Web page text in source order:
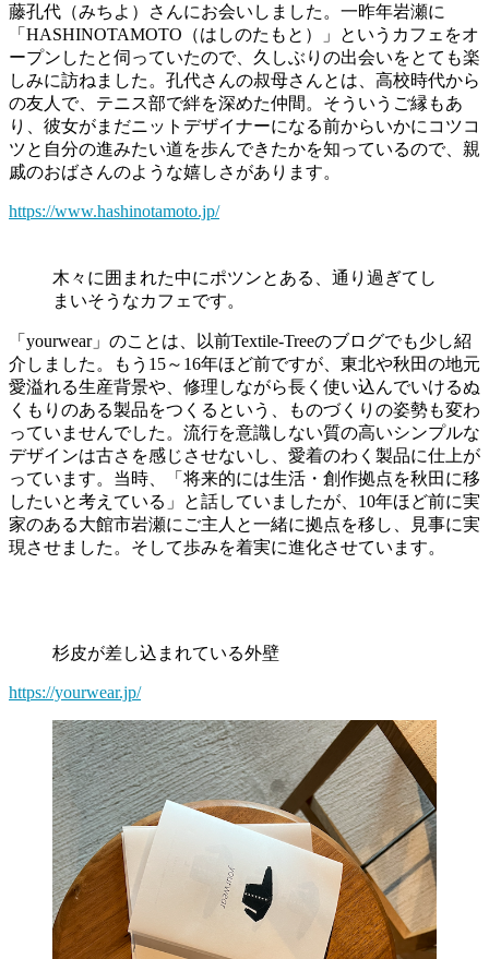
藤孔代（みちよ）さんにお会いしました。一昨年岩瀬に
「HASHINOTAMOTO（はしのたもと）」というカフェをオ
ープンしたと伺っていたので、久しぶりの出会いをとても楽
しみに訪ねました。孔代さんの叔母さんとは、高校時代から
の友人で、テニス部で絆を深めた仲間。そういうご縁もあ
り、彼女がまだニットデザイナーになる前からいかにコツコ
ツと自分の進みたい道を歩んできたかを知っているので、親
戚のおばさんのような嬉しさがあります。
https://www.hashinotamoto.jp/
木々に囲まれた中にポツンとある、通り過ぎてし
まいそうなカフェです。
「yourwear」のことは、以前Textile-Treeのブログでも少し紹
介しました。もう15～16年ほど前ですが、東北や秋田の地元
愛溢れる生産背景や、修理しながら長く使い込んでいけるぬ
くもりのある製品をつくるという、ものづくりの姿勢も変わ
っていませんでした。流行を意識しない質の高いシンプルな
デザインは古さを感じさせないし、愛着のわく製品に仕上が
っています。当時、「将来的には生活・創作拠点を秋田に移
したいと考えている」と話していましたが、10年ほど前に実
家のある大館市岩瀬にご主人と一緒に拠点を移し、見事に実
現させました。そして歩みを着実に進化させています。
杉皮が差し込まれている外壁
https://yourwear.jp/